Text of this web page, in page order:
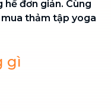
đơn giản. Cùng
thảm tập yoga
gì